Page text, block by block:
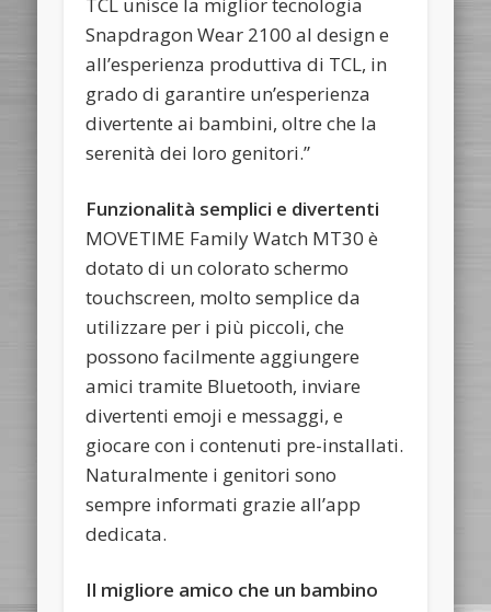
Snapdragon Wear 2100 al design e
all’esperienza produttiva di TCL, in
grado di garantire un’esperienza
divertente ai bambini, oltre che la
serenità dei loro genitori.”
Funzionalità semplici e divertenti
MOVETIME Family Watch MT30 è
dotato di un colorato schermo
touchscreen, molto semplice da
utilizzare per i più piccoli, che
possono facilmente aggiungere
amici tramite Bluetooth, inviare
divertenti emoji e messaggi, e
giocare con i contenuti pre-installati.
Naturalmente i genitori sono
sempre informati grazie all’app
dedicata.
Il migliore amico che un bambino